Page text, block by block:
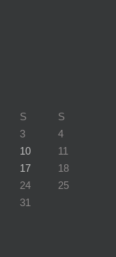
S
S
3
4
10
11
17
18
24
25
31